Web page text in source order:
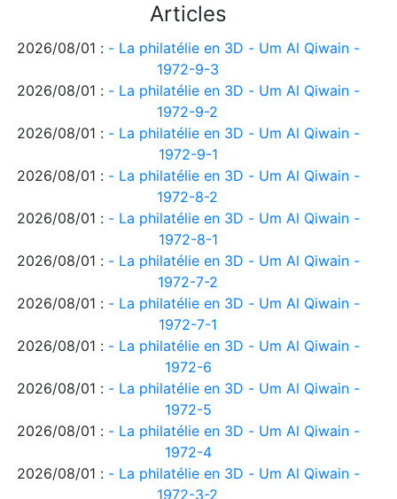
Articles
2026/08/01 : - La philatélie en 3D - Um Al Qiwain -
1972-9-3
2026/08/01 : - La philatélie en 3D - Um Al Qiwain -
1972-9-2
2026/08/01 : - La philatélie en 3D - Um Al Qiwain -
1972-9-1
2026/08/01 : - La philatélie en 3D - Um Al Qiwain -
1972-8-2
2026/08/01 : - La philatélie en 3D - Um Al Qiwain -
1972-8-1
2026/08/01 : - La philatélie en 3D - Um Al Qiwain -
1972-7-2
2026/08/01 : - La philatélie en 3D - Um Al Qiwain -
1972-7-1
2026/08/01 : - La philatélie en 3D - Um Al Qiwain -
1972-6
2026/08/01 : - La philatélie en 3D - Um Al Qiwain -
1972-5
2026/08/01 : - La philatélie en 3D - Um Al Qiwain -
1972-4
2026/08/01 : - La philatélie en 3D - Um Al Qiwain -
1972-3-2